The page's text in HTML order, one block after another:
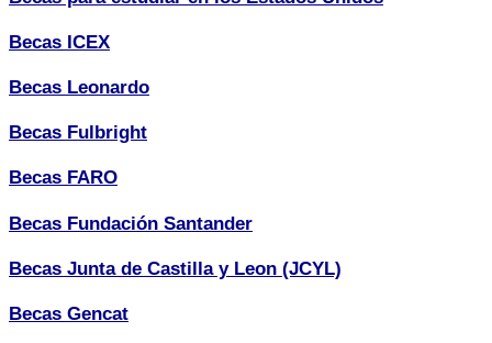
Becas ICEX
Becas Leonardo
Becas Fulbright
Becas FARO
Becas Fundación Santander
Becas Junta de Castilla y Leon (JCYL)
Becas Gencat